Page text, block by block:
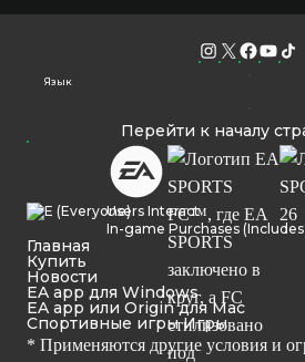
Язык
Перейти к началу
Users Interact
In-game Purchases
Главная
Купить
Новости
EA app для Windows
EA app или Origin для Mac
Спортивные игры Игры
* Применяются другие условия и